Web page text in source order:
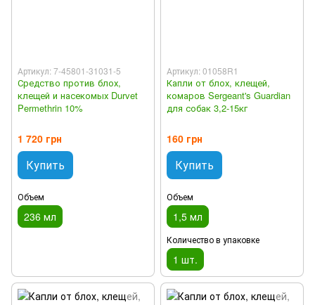
Артикул: 7-45801-31031-5
Средство против блох,
клещей и насекомых Durvet
Permethrin 10%
1 720 грн
Купить
Объем
236 мл
Артикул: 01058R1
Капли от блох, клещей,
комаров Sergeant's Guardian
для собак 3,2-15кг
160 грн
Купить
Объем
1,5 мл
Количество в упаковке
1 шт.